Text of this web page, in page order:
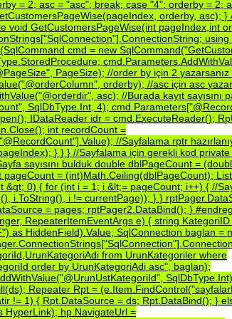
= 2; asc = "asc"; break; case "4": orderby = 2;
orderby, asc); }
void GetCustomersPageWise(int pageIndex,int
using
(SqlCommand cmd = new
PageSize); //order by için 2 yazarsanız
orderby); //asc için asc
asc); //Burada kayıt sayısını
SqlDbType.Int, 4);
IDataReader idr = cmd.ExecuteReader();
int recordCount =
//Sayfalama rptr
} } } //Sayfalama için gerekli kod private
sayısını bulduk double dblPageCount =
pageCount = (int)Math.Ceiling(dblPageCount);
&gt; 0) { for (int i = 1; i &lt;= pageCount; i++) { //
i.ToString(), i != currentPage)); } }
= pages; rptPager2.DataBind(); }
RepeaterItemEventArgs e) { string KategoriID
as HiddenField).Value; SqlConnection baglan =
from UrunKategoriler where
order by UrunKategoriAdi asc", baglan);
Repeater Rpt =
!= 1) { Rpt.DataSource = ds; Rpt.DataBind(); }
HyperLink); hp.NavigateUrl =